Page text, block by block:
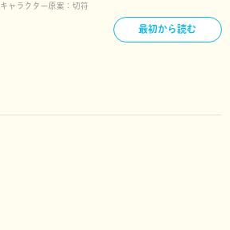
キャラクター原案： 切符
最初から読む